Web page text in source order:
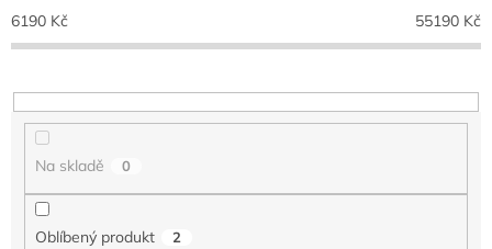
o
d
k
t
6190 Kč 55190 Kč
Na skladě 0
Oblíbený produkt 2